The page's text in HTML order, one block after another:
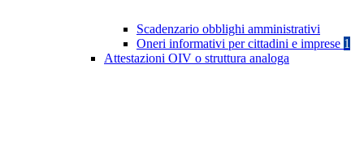
Scadenzario obblighi amministrativi
Oneri informativi per cittadini e imprese 1
Attestazioni OIV o struttura analoga